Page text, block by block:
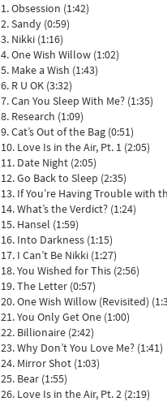
1. Obsession (1:42)
2. Sandy (0:59)
3. Nikki (1:16)
4. One Wish Willow (1:02)
5. Make a Wish (1:43)
6. R U OK (3:32)
7. Can You Sleep With Me? (1:35)
8. Research (1:09)
9. Cat’s Out of the Bag (0:51)
10. Love Is in the Air, Pt. 1 (2:05)
11. Date Night (2:05)
12. Go Back to Sleep (2:35)
13. If You’re Having Trouble with
14. What’s the Verdict? (1:24)
15. Hansel (1:59)
16. Into Darkness (1:15)
17. I Can’t Be Nikki (1:27)
18. You Wished for This (2:56)
19. The Letter (0:57)
20. One Wish Willow (Revisited)
21. You Only Get One (1:00)
22. Billionaire (2:42)
23. Why Don’t You Love Me? (1:41)
24. Mirror Shot (1:03)
25. Bear (1:55)
26. Love Is in the Air, Pt. 2 (2:19)